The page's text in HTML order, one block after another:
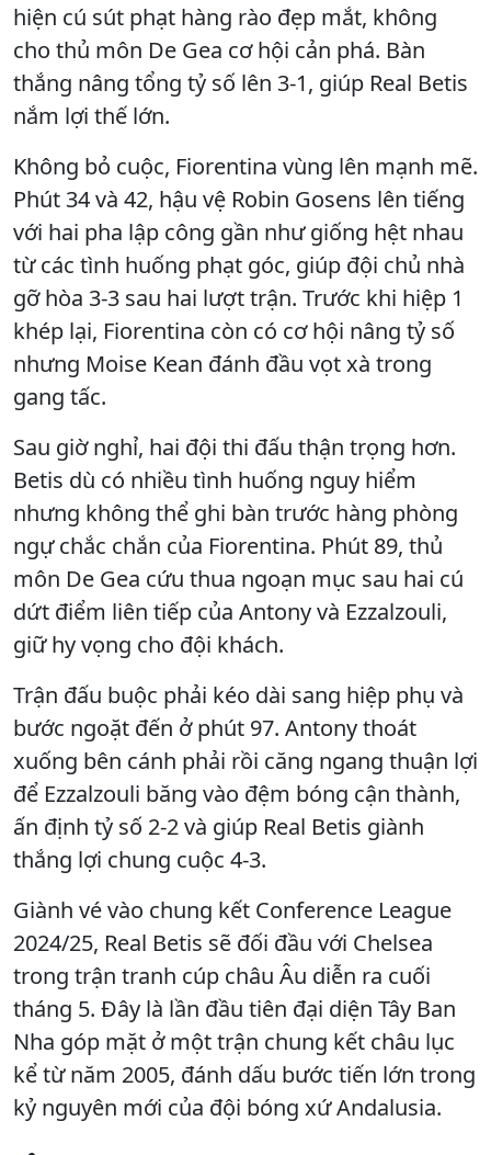
hiện cú sút phạt hàng rào đẹp mắt, không
cho thủ môn De Gea cơ hội cản phá. Bàn
thắng nâng tổng tỷ số lên 3-1, giúp Real Betis
nắm lợi thế lớn.
Không bỏ cuộc, Fiorentina vùng lên mạnh mẽ.
Phút 34 và 42, hậu vệ Robin Gosens lên tiếng
với hai pha lập công gần như giống hệt nhau
từ các tình huống phạt góc, giúp đội chủ nhà
gỡ hòa 3-3 sau hai lượt trận. Trước khi hiệp 1
khép lại, Fiorentina còn có cơ hội nâng tỷ số
nhưng Moise Kean đánh đầu vọt xà trong
gang tấc.
Sau giờ nghỉ, hai đội thi đấu thận trọng hơn.
Betis dù có nhiều tình huống nguy hiểm
nhưng không thể ghi bàn trước hàng phòng
ngự chắc chắn của Fiorentina. Phút 89, thủ
môn De Gea cứu thua ngoạn mục sau hai cú
dứt điểm liên tiếp của Antony và Ezzalzouli,
giữ hy vọng cho đội khách.
Trận đấu buộc phải kéo dài sang hiệp phụ và
bước ngoặt đến ở phút 97. Antony thoát
xuống bên cánh phải rồi căng ngang thuận lợi
để Ezzalzouli băng vào đệm bóng cận thành,
ấn định tỷ số 2-2 và giúp Real Betis giành
thắng lợi chung cuộc 4-3.
Giành vé vào chung kết Conference League
2024/25, Real Betis sẽ đối đầu với Chelsea
trong trận tranh cúp châu Âu diễn ra cuối
tháng 5. Đây là lần đầu tiên đại diện Tây Ban
Nha góp mặt ở một trận chung kết châu lục
kể từ năm 2005, đánh dấu bước tiến lớn trong
kỷ nguyên mới của đội bóng xứ Andalusia.